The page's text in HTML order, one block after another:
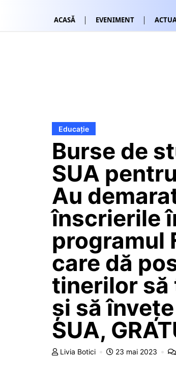
ACASĂ EVENIMENT
Educație
Burse de
SUA
Au
înscrierile
programul
care dă
tinerilor să
și să
SUA,
Livia Botici 23 mai 2023